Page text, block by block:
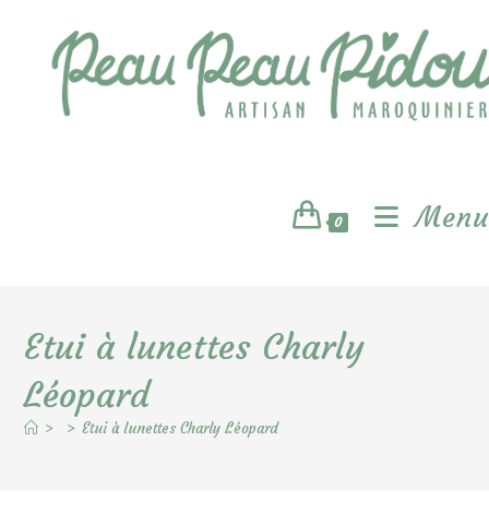
0 Menu
Etui à lunettes Charly
Léopard
> > Etui à lunettes Charly Léopard